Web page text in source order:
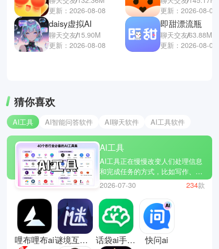
更新：2026-08-08
daisy虚拟AI
聊天交友15.90M
更新：2026-08-08
更新：2026-08-07
即甜漂流瓶
聊天交友63.88M
更新：2026-08-07
猜你喜欢
AI工具 AI智能问答软件 AI聊天软件 AI工具软件
AI工具
AI工具正在慢慢改变人们处理信息
和完成任务的方式，比如写作、翻
译、整理资料甚至日常问答，都可
以借助这些工具更快完成。相比传
统软件，AI工具更像一个随时待命
的助手，只需要简单输入需求，就
能得到相对完整的结果。无论是学
生用来辅助学习，还是上班族用来
处理工作内容，都能节省不少时
2026-07-30 234款
哩布哩布ai 谜境互动剧本平台 话袋ai手机版 快问ai